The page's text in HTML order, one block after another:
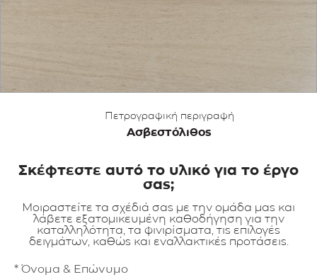
ΕΦΑΡΜΟΓΕΣ
BLOG
Πετρογραφική περιγραφή
Ασβεστόλιθος
Σκέφτεστε αυτό το υλικό για το έργο
σας;
Μοιραστείτε τα σχέδιά σας με την ομάδα μας και
λάβετε εξατομικευμένη καθοδήγηση για την
καταλληλότητα, τα φινιρίσματα, τις επιλογές
δειγμάτων, καθώς και εναλλακτικές προτάσεις.
* Όνομα & Επώνυμο